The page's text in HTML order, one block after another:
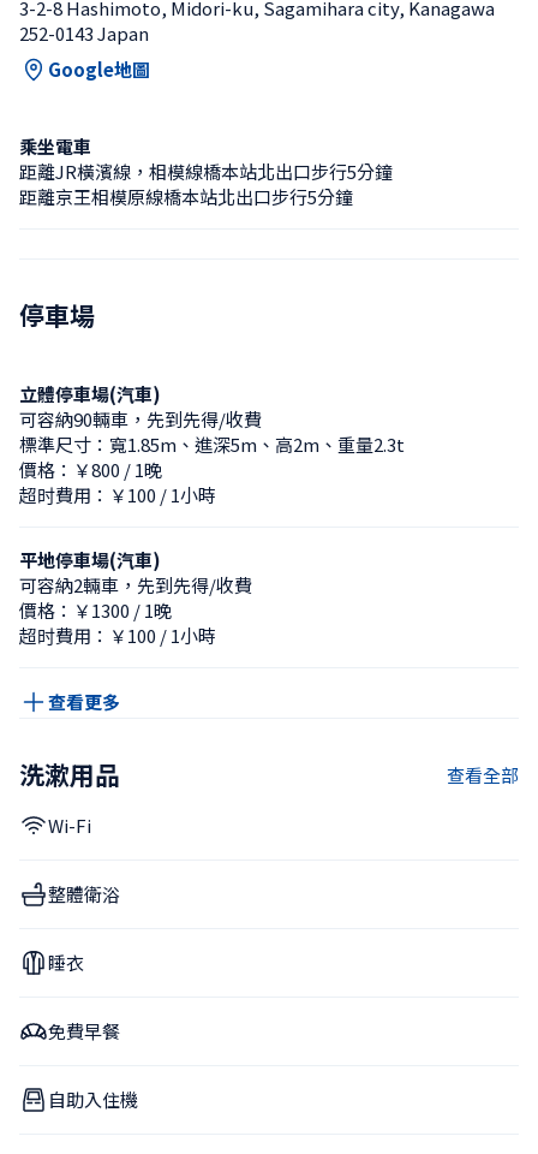
3-2-8 Hashimoto, Midori-ku, Sagamihara city, Kanagawa
252-0143 Japan
Google地圖
乘坐電車
距離JR橫濱線，相模線橋本站北出口步行5分鐘
距離京王相模原線橋本站北出口步行5分鐘
停車場
立體停車場(汽車)
可容納90輛車，先到先得/收費
標準尺寸：寬1.85m、進深5m、高2m、重量2.3t
價格：￥800 / 1晚
超时費用：￥100 / 1小時
平地停車場(汽車)
可容納2輛車，先到先得/收費
價格：￥1300 / 1晚
超时費用：￥100 / 1小時
查看更多
洗漱用品 查看全部
Wi-Fi
整體衛浴
睡衣
免費早餐
自助入住機